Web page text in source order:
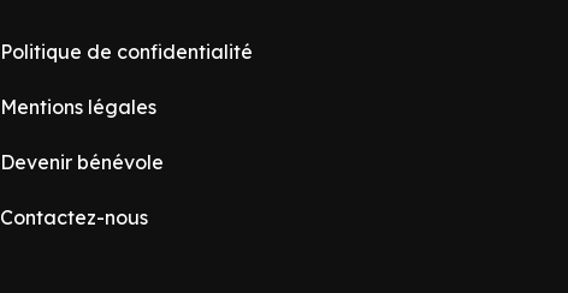
Politique de confidentialité
Mentions légales
Devenir bénévole
Contactez-nous